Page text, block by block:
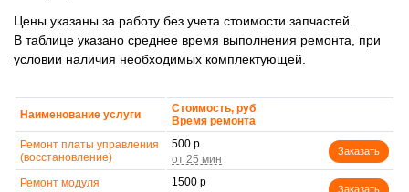
Цены указаны за работу без учета стоимости запчастей.
В таблице указано среднее время выполнения ремонта, при
условии наличия необходимых комплектующей.
Наименование услуги
Стоимость, руб
Время ремонта
Ремонт платы управления
(восстановление)
500 р
Заказать
Ремонт модуля
1500 р
Заказать